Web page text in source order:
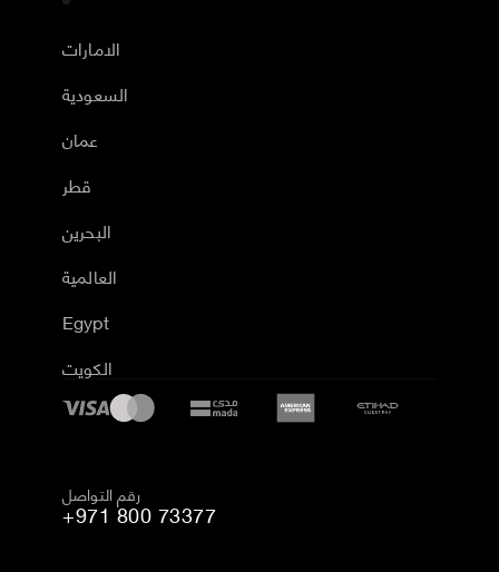
الامارات
السعودية
عمان
قطر
البحرين
العالمية
Egypt
الكويت
رقم التواصل
+971 800 73377